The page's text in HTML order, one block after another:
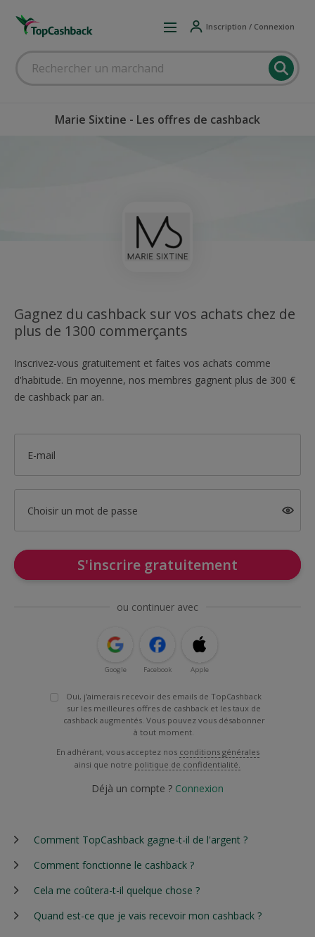
Inscription / Connexion
Marie Sixtine - Les offres de cashback
Gagnez du cashback sur vos achats chez de
plus de 1300 commerçants
Inscrivez-vous gratuitement et faites vos achats comme
d'habitude. En moyenne, nos membres gagnent plus de 300 €
de cashback par an.
E-mail
Choisir un mot de passe
S'inscrire gratuitement
ou continuer avec
Google Facebook Apple
Oui, j'aimerais recevoir des emails de TopCashback
sur les meilleures offres de cashback et les taux de
cashback augmentés. Vous pouvez vous désabonner
à tout moment.
En adhérant, vous acceptez nos conditions générales
ainsi que notre politique de confidentialité.
Déjà un compte ? Connexion
Comment TopCashback gagne-t-il de l'argent ?
Comment fonctionne le cashback ?
Cela me coûtera-t-il quelque chose ?
Quand est-ce que je vais recevoir mon cashback ?